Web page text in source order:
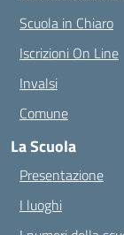
Scuola in Chiaro
Iscrizioni On Line
Invalsi
Comune
La Scuola
Presentazione
I luoghi